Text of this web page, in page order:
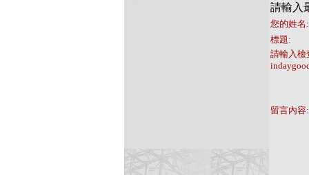
請輸入
您的姓名:
標題:
請輸入檢
留言內容: